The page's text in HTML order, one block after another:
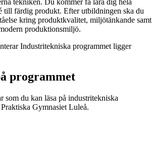
till färdig produkt. Efter utbildningen ska du
kring produktkvalitet, miljötänkande samt
produktionsmiljö.
programmet
du kan läsa på industritekniska
Gymnasiet Luleå.